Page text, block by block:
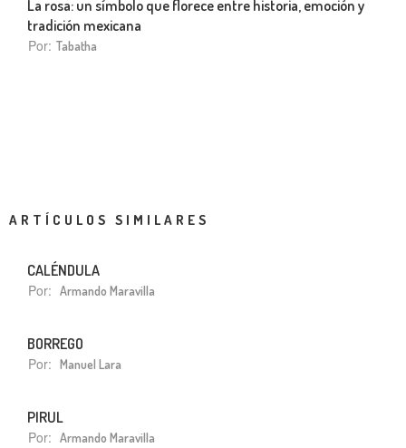
La rosa: un símbolo que florece entre historia, emoción y
tradición mexicana
Por: Tabatha
ARTÍCULOS SIMILARES
CALÉNDULA
Por: Armando Maravilla
BORREGO
Por: Manuel Lara
PIRUL
Por: Armando Maravilla